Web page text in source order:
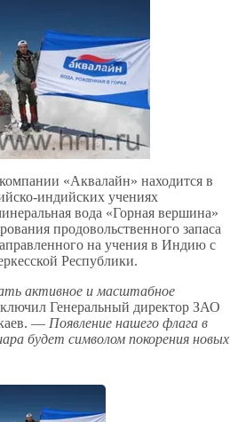
«Аквалайн» находится в
индийских учениях
вода «Горная вершина»
продовольственного запаса
на учения в Индию с
Республики.
активное и масштабное
Генеральный директор ЗАО
— Появление нашего флага в
будет символом покорения новых